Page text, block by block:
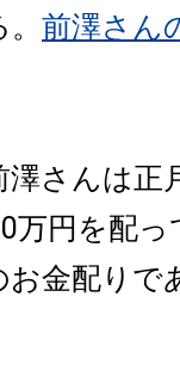
前澤さん
澤さんは正
万円を配
金配りで